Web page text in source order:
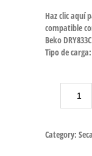
Haz clic aquí
compatible
Beko
Tipo de
Category: